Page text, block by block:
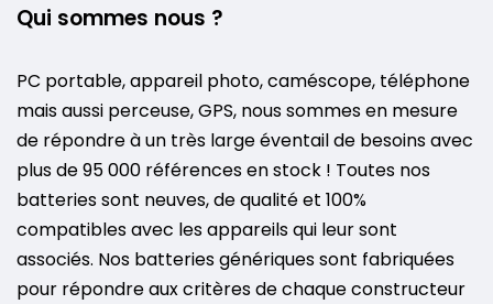
Qui sommes nous ?
PC portable, appareil photo, caméscope, téléphone
mais aussi perceuse, GPS, nous sommes en mesure
de répondre à un très large éventail de besoins avec
plus de 95 000 références en stock ! Toutes nos
batteries sont neuves, de qualité et 100%
compatibles avec les appareils qui leur sont
associés. Nos batteries génériques sont fabriquées
pour répondre aux critères de chaque constructeur